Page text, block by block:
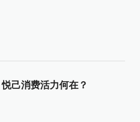
己消费活力何在？